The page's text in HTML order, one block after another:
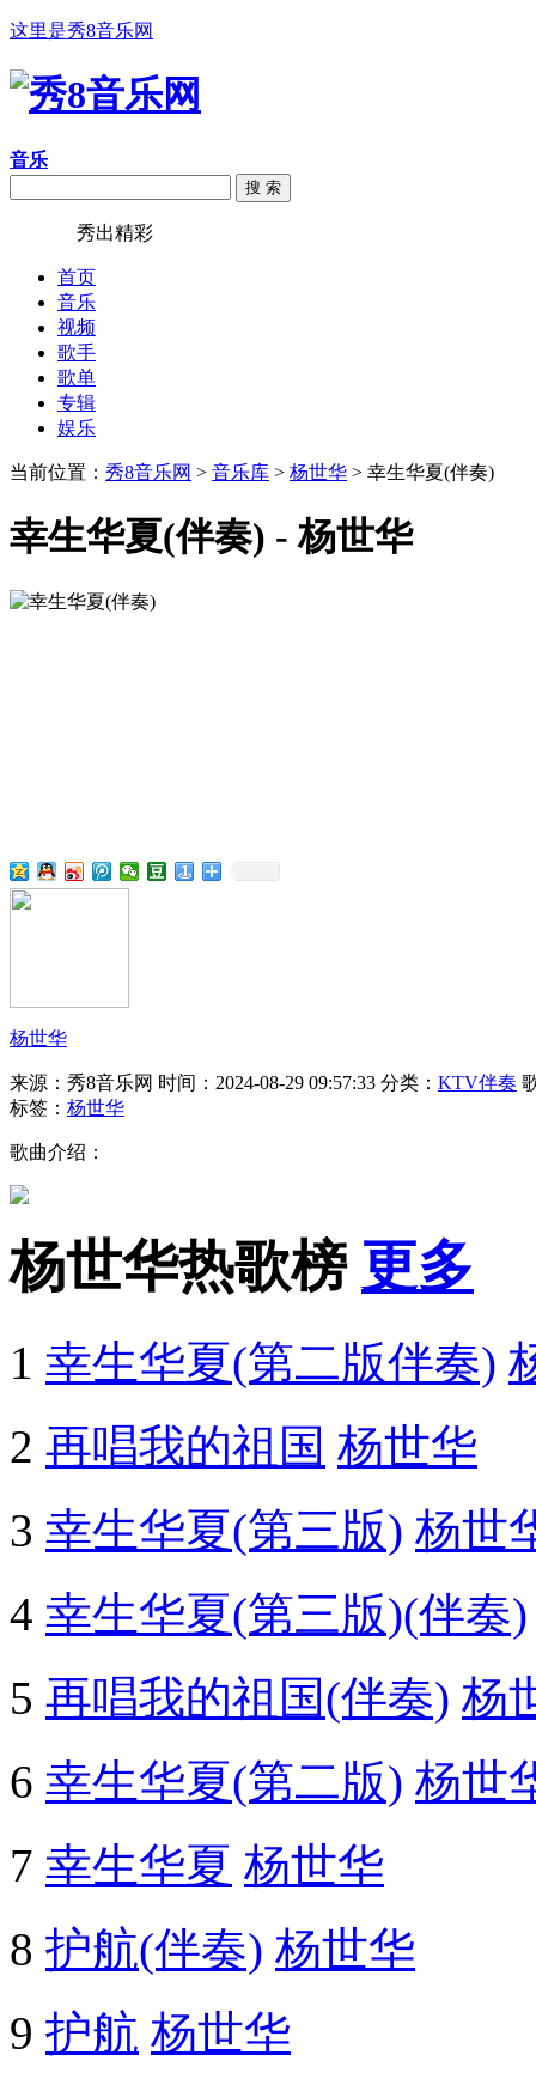
这里是秀8音乐网
音乐
搜 索
秀出精彩
首页
音乐
视频
歌手
歌单
专辑
娱乐
当前位置： 秀8音乐网 > 音乐库 > 杨世华 > 幸生华夏(伴奏)
幸生华夏(伴奏) - 杨世华
杨世华
来源：秀8音乐网 时间：2024-08-29 09:57:33 分类： KTV伴奏
标签： 杨世华
歌曲介绍：
杨世华热歌榜 更多
1 幸生华夏(第二版伴奏)
2 再唱我的祖国 杨世华
3 幸生华夏(第三版) 杨世
4 幸生华夏(第三版)(伴奏)
5 再唱我的祖国(伴奏) 杨
6 幸生华夏(第二版) 杨世
7 幸生华夏 杨世华
8 护航(伴奏) 杨世华
9 护航 杨世华